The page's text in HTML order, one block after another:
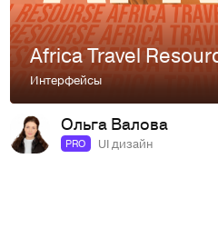
Интерфейсы
Ольга Валова
PRO UI дизайн